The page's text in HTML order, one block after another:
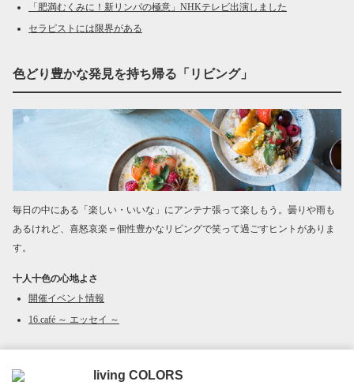
「肥満むくみに！新リンパの極意」NHKテレビ出演しました
セラピストには限界がある
色どり豊かな発見を持ち帰る「リビング」
毎日の中にある「楽しい・いいな」にアンテナ張って楽しもう。曇りや雨も
あるけれど、喜怒哀楽＝個性豊かなリビングで笑って過ごすヒントがありま
す。
十人十色の心地よさ
開催イベント情報
16.café ～ エッセイ ～
living COLORS